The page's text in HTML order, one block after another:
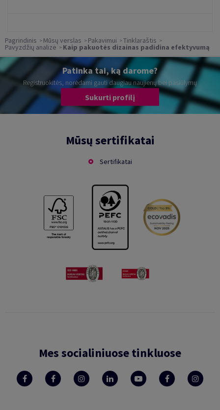
Pagrindinis Mūsų verslas Pakavimui Tinklaraštis
Pavyzdžių analizė Kaip pakuotės dizainas padidina efektyvumą
Patinka tai, ką darome?
Registruokitės, norėdami gauti daugiau naujienų bei pasiūlymų
Sukurti profilį
Mūsų sertifikatai
Sertifikatai
Mes socialiniuose tinkluose